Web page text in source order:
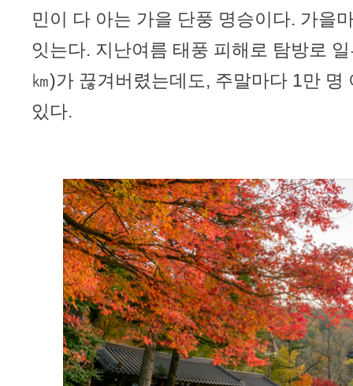
민이 다 아는 가을 단풍 명승이다. 가을
잇는다. 지난여름 태풍 피해로 탐방로
㎞)가 끊겨버렸는데도, 주말마다 1만 명
있다.